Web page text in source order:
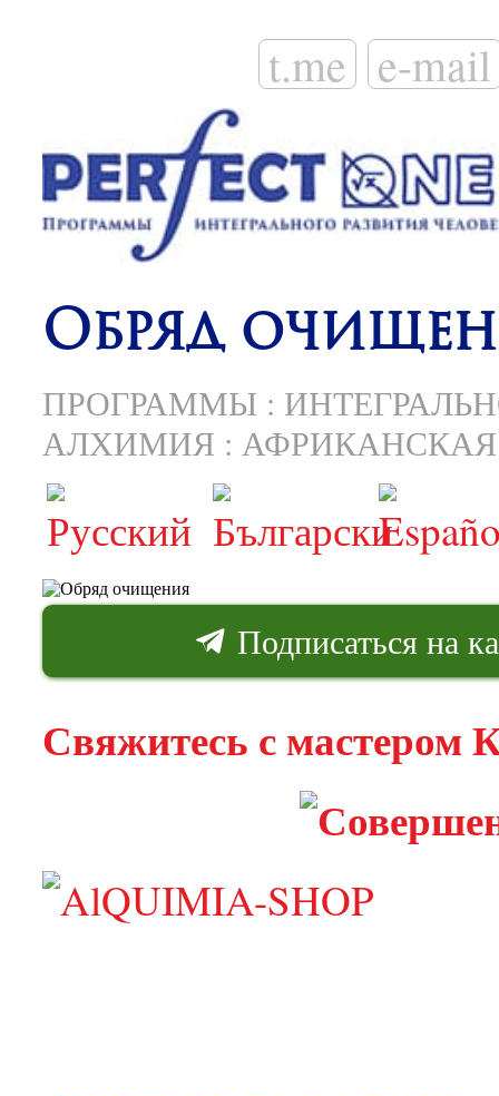
t.me e-mail
Обряд
ПРОГРАММЫ :
АЛХИМИЯ :
Подписаться на
Свяжитесь с мастером